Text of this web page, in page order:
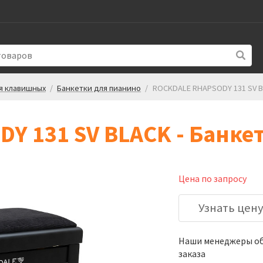
клавишных / Банкетки для пианино / ROCKDALE RHAPSODY 131 SV
131 SV BLACK -
Цена по запросу
Узнать
Наши менеджеры
заказа